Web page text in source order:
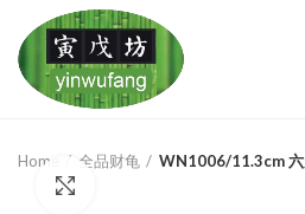
Home 全品财龟
WN1006/11.3cm 六